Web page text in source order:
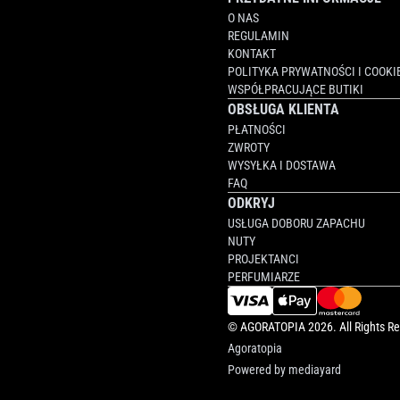
O NAS
REGULAMIN
KONTAKT
POLITYKA PRYWATNOŚCI I
WSPÓŁPRACUJĄCE BUTIKI
OBSŁUGA KLIENTA
PŁATNOŚCI
ZWROTY
WYSYŁKA I DOSTAWA
FAQ
ODKRYJ
USŁUGA DOBORU ZAPACHU
NUTY
PROJEKTANCI
PERFUMIARZE
©AGORATOPIA2026. All Rights
Agoratopia
Powered by mediayard